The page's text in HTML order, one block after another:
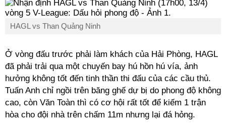
HAGL vs Than Quảng Ninh
Ở vòng đấu trước phải làm khách của Hải Phòng, HAGL
đã phải trải qua một chuyến bay hú hồn hú vía, ảnh
hưởng không tốt đến tinh thần thi đấu của các cầu thủ.
Tuấn Anh chỉ ngồi trên băng ghế dự bị do phong độ không
cao, còn Văn Toàn thì có cơ hội rất tốt để kiếm 1 trận
hòa cho đội nhà trên chấm 11m nhưng lại đá hỏng.